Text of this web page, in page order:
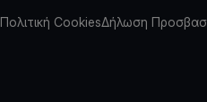
Πολιτική CookiesΔήλωση